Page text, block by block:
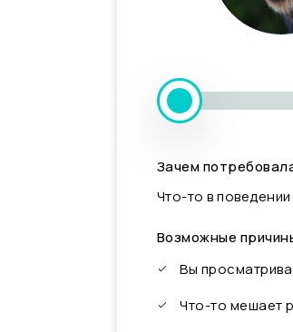
Зачем
Что-то в
Возможные
Вы
Что-то мешает